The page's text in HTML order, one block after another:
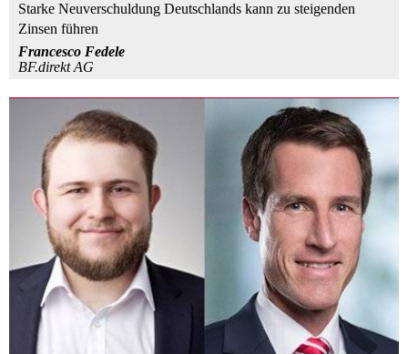
Starke Neuverschuldung Deutschlands kann zu steigenden
Zinsen führen
Francesco Fedele
BF.direkt AG